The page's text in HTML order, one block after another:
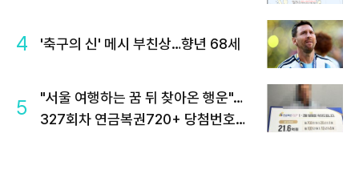
4 '축구의 신' 메시 부친상…향년 68세
5
"서울 여행하는 꿈 뒤 찾아온 행운"…
327회차 연금복권720+ 당첨번호조